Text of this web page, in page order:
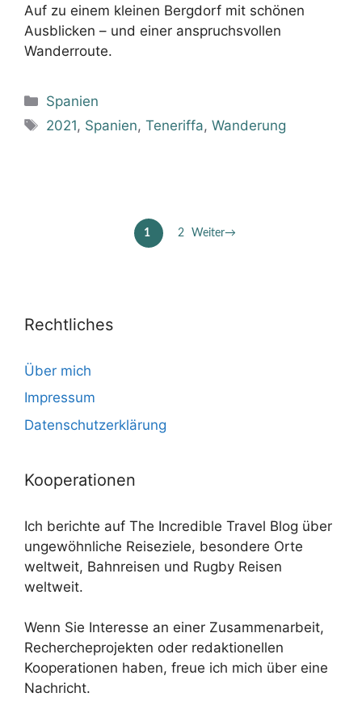
Auf zu einem kleinen Bergdorf mit schönen
Ausblicken – und einer anspruchsvollen
Wanderroute.
Kategorien
Spanien
Schlagwörter
2021, Spanien,Teneriffa,Wanderung
Seite
1
Seite
2 Weiter→
Rechtliches
Über mich
Impressum
Datenschutzerklärung
Kooperationen
Ich berichte auf The Incredible Travel Blog über
ungewöhnliche Reiseziele, besondere Orte
weltweit, Bahnreisen und Rugby Reisen
weltweit.
Wenn Sie Interesse an einer Zusammenarbeit,
Rechercheprojekten oder redaktionellen
Kooperationen haben, freue ich mich über eine
Nachricht.